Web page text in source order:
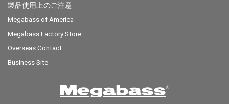
製品使用上のご注意
Megabass of America
Megabass Factory Store
Overseas Contact
Business Site